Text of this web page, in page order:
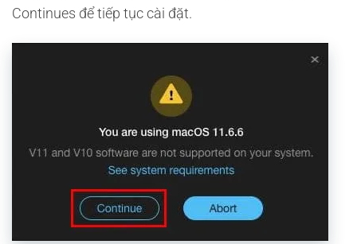
Continues để tiếp tục cài đặt.